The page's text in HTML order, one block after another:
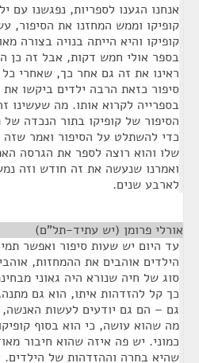
אנחנו הגענו לספריות, נפגשנו עם
קופיקו וממש המחזנו את הסיפור,
קופיקו והיא הייתה בנויה בצורה
בספר אולי חמש דקות, אבל זה כן
ראינו את זה גם אחר כך, שאחרי
סיפור כזאת הרבה ילדים ביקשו
בספרייה לקרוא אותו. מה שעשינו
הסיפור של קופיקו בתור הנכדה של
כדי להשתלט על הסיפור ואמר שזה
שלו והוא רוצה לספר את הגרסה
ואמרנו שנעשה את זה חודש וזה
לארבע שנים.
אורלי פרומן (יש עתיד-תל"ם)
עד היום יש שעות סיפור ואפשר
הילדים אוהבים את ההמחזות,
סוג של חיה שנורא היה גאוני
כך קל להזדהות איתו, הוא גם
גם – הם גם יודעים לעשות
מה שהוא עושה, כי הוא בסוף
כמוני. יש פה איזה שהוא חיבור
שהיא בחרה וההזדהות של